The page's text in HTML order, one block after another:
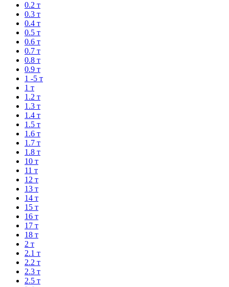
0.2 т
0.3 т
0.4 т
0.5 т
0.6 т
0.7 т
0.8 т
0.9 т
1 -5 т
1 т
1.2 т
1.3 т
1.4 т
1.5 т
1.6 т
1.7 т
1.8 т
10 т
11 т
12 т
13 т
14 т
15 т
16 т
17 т
18 т
2 т
2.1 т
2.2 т
2.3 т
2.5 т